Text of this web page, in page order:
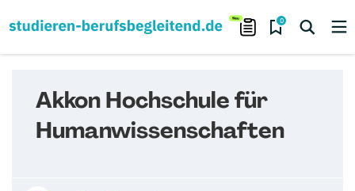
0
Akkon Hochschule für
Humanwissenschaften